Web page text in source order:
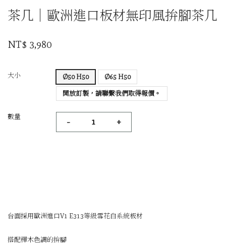
茶几｜歐洲進口板材無印風拚腳茶几
NT$ 3,980
大小 Ø50 H50 Ø65 H50
開放訂製，請聯繫我們取得報價。
數量 - +
台面採用歐洲進口V1 E313等級雪花白系統板材
搭配樺木色調的拚腳